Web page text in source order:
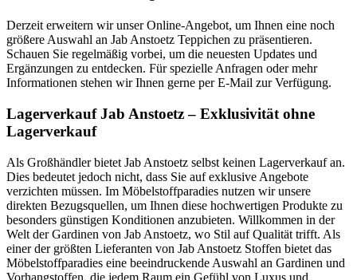
Derzeit erweitern wir unser Online-Angebot, um Ihnen eine noch
größere Auswahl an Jab Anstoetz Teppichen zu präsentieren.
Schauen Sie regelmäßig vorbei, um die neuesten Updates und
Ergänzungen zu entdecken. Für spezielle Anfragen oder mehr
Informationen stehen wir Ihnen gerne per E-Mail zur Verfügung.
Lagerverkauf Jab Anstoetz – Exklusivität ohne
Lagerverkauf
Als Großhändler bietet Jab Anstoetz selbst keinen Lagerverkauf an.
Dies bedeutet jedoch nicht, dass Sie auf exklusive Angebote
verzichten müssen. Im Möbelstoffparadies nutzen wir unsere
direkten Bezugsquellen, um Ihnen diese hochwertigen Produkte zu
besonders günstigen Konditionen anzubieten. Willkommen in der
Welt der Gardinen von Jab Anstoetz, wo Stil auf Qualität trifft. Als
einer der größten Lieferanten von Jab Anstoetz Stoffen bietet das
Möbelstoffparadies eine beeindruckende Auswahl an Gardinen und
Vorhangstoffen, die jedem Raum ein Gefühl von Luxus und